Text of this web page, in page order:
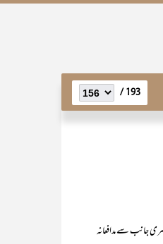
193 /
جانب سے مدافعانہ